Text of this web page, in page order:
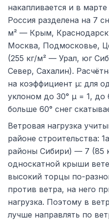
накапливается и в
Россия разделена на 7
м² — Крым,
Москва, Подмосковье,
(255 кг/м² — Урал, юг
Север, Сахалин).
на коэффициент μ: для
уклоном до 30° μ = 1,
больше 60° снег
Ветровая нагрузка
районе строительства:
районы Сибири) — 7 (85
односкатной крыши
высокий торцы по-
против ветра, на него
нагрузка. Поэтому в
лучше направлять по